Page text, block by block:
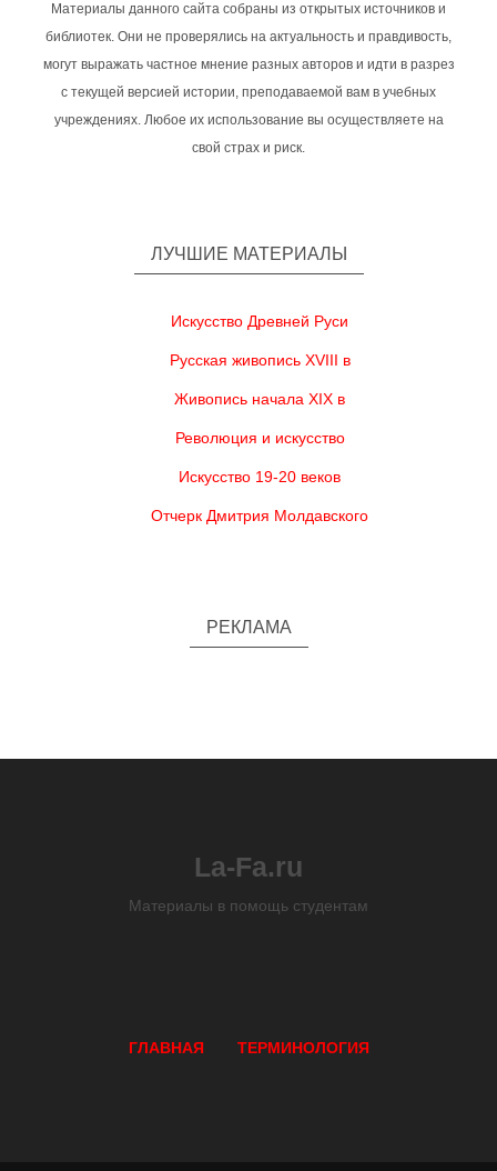
Материалы данного сайта собраны из открытых источников и
библиотек. Они не проверялись на актуальность и правдивость,
могут выражать частное мнение разных авторов и идти в разрез
с текущей версией истории, преподаваемой вам в учебных
учреждениях. Любое их использование вы осуществляете на
свой страх и риск.
ЛУЧШИЕ МАТЕРИАЛЫ
Искусство Древней Руси
Русская живопись XVIII в
Живопись начала XIX в
Революция и искусство
Искусство 19-20 веков
Отчерк Дмитрия Молдавского
РЕКЛАМА
La-Fa.ru
Материалы в помощь студентам
ГЛАВНАЯ ТЕРМИНОЛОГИЯ